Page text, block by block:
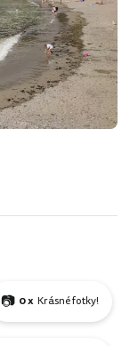
📷 0 x Krásné fotky!